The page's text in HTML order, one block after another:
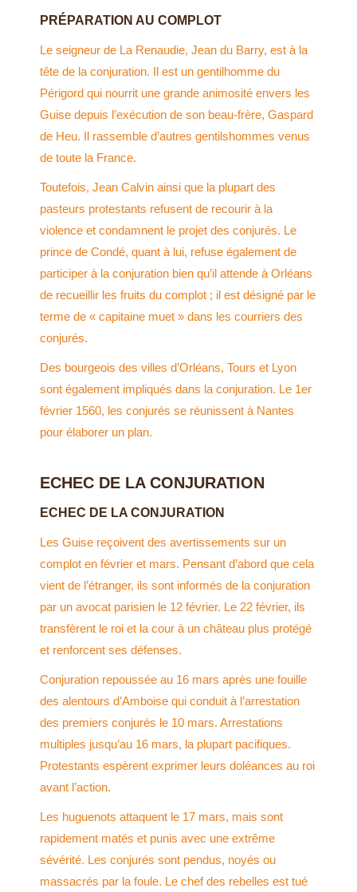
PRÉPARATION AU COMPLOT
Le seigneur de La Renaudie, Jean du Barry, est à la
tête de la conjuration. Il est un gentilhomme du
Périgord qui nourrit une grande animosité envers les
Guise depuis l’exécution de son beau-frère, Gaspard
de Heu. Il rassemble d’autres gentilshommes venus
de toute la France.
Toutefois, Jean Calvin ainsi que la plupart des
pasteurs protestants refusent de recourir à la
violence et condamnent le projet des conjurés. Le
prince de Condé, quant à lui, refuse également de
participer à la conjuration bien qu’il attende à Orléans
de recueillir les fruits du complot ; il est désigné par le
terme de « capitaine muet » dans les courriers des
conjurés.
Des bourgeois des villes d’Orléans, Tours et Lyon
sont également impliqués dans la conjuration. Le 1er
février 1560, les conjurés se réunissent à Nantes
pour élaborer un plan.
ECHEC DE LA CONJURATION
ECHEC DE LA CONJURATION
Les Guise reçoivent des avertissements sur un
complot en février et mars. Pensant d’abord que cela
vient de l’étranger, ils sont informés de la conjuration
par un avocat parisien le 12 février. Le 22 février, ils
transfèrent le roi et la cour à un château plus protégé
et renforcent ses défenses.
Conjuration repoussée au 16 mars après une fouille
des alentours d’Amboise qui conduit à l’arrestation
des premiers conjurés le 10 mars. Arrestations
multiples jusqu’au 16 mars, la plupart pacifiques.
Protestants espèrent exprimer leurs doléances au roi
avant l’action.
Les huguenots attaquent le 17 mars, mais sont
rapidement matés et punis avec une extrême
sévérité. Les conjurés sont pendus, noyés ou
massacrés par la foule. Le chef des rebelles est tué